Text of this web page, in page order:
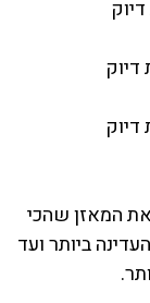
דיוק
דיוק
המאזן שהכי
ביותר ועד